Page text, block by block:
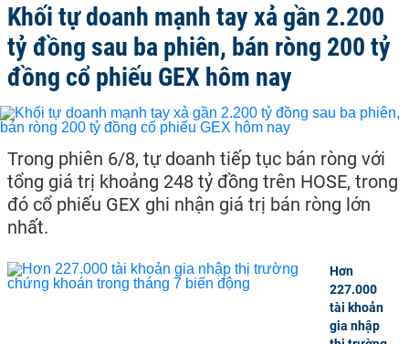
Khối tự doanh mạnh tay xả gần 2.200
tỷ đồng sau ba phiên, bán ròng 200 tỷ
đồng cổ phiếu GEX hôm nay
Trong phiên 6/8, tự doanh tiếp tục bán ròng với
tổng giá trị khoảng 248 tỷ đồng trên HOSE, trong
đó cổ phiếu GEX ghi nhận giá trị bán ròng lớn
nhất.
Hơn
227.000
tài khoản
gia nhập